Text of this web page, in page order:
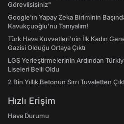
Görevlisisiniz"
Google'ın Yapay Zeka Biriminin
Kavukçuoğlu'nu Tanıyalım!
Türk Hava Kuvvetleri'nin İlk Kadın
Gazisi Olduğu Ortaya Çıktı
LGS Yerleştirmelerinin Ardından
Liseleri Belli Oldu
2 Bin Yıllık Betonun Sırrı Tuvaletten
Hızlı Erişim
Hava Durumu